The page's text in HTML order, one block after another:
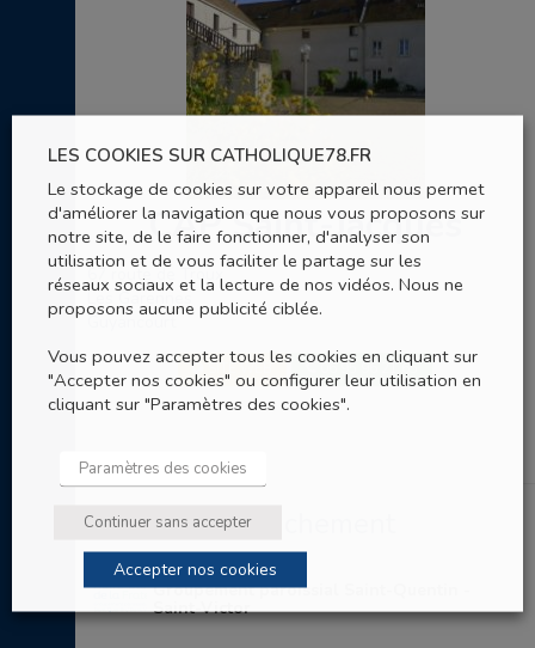
CAP Saint-Jacques
67 route de Troux
Les Garennes
Guyancourt
06 95 96 21 65
Entités de rattachement
Groupement paroissial Saint-Quentin -
Saint-Victor
LES COOKIES SUR CATHOLIQUE78.FR
Le stockage de cookies sur votre appareil nous permet
d'améliorer la navigation que nous vous proposons sur
notre site, de le faire fonctionner, d'analyser son
utilisation et de vous faciliter le partage sur les
réseaux sociaux et la lecture de nos vidéos. Nous ne
proposons aucune publicité ciblée.
Vous pouvez accepter tous les cookies en cliquant sur
"Accepter nos cookies" ou configurer leur utilisation en
cliquant sur "Paramètres des cookies".
Paramètres des cookies
Continuer sans accepter
Accepter nos cookies